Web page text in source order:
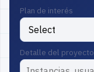
Plan de interés
Detalle del proyecto